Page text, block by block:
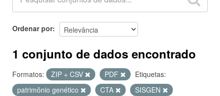
Ordenar por
1 conjunto de dados encontrado
Formatos: ZIP + CSV PDF
Etiquetas:
patrimônio genético
CTA
SISGEN